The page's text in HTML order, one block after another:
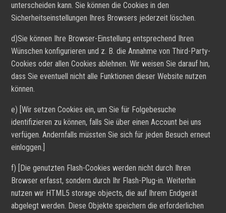
unterscheiden kann. Sie können die Cookies in den
Sicherheitseinstellungen Ihres Browsers jederzeit löschen.
d)Sie können Ihre Browser-Einstellung entsprechend Ihren
Wünschen konfigurieren und z. B. die Annahme von Third-Party-
Cookies oder allen Cookies ablehnen. Wir weisen Sie darauf hin,
dass Sie eventuell nicht alle Funktionen dieser Website nutzen
können.
e) [Wir setzen Cookies ein, um Sie für Folgebesuche
identifizieren zu können, falls Sie über einen Account bei uns
verfügen. Andernfalls müssten Sie sich für jeden Besuch erneut
einloggen.]
f) [Die genutzten Flash-Cookies werden nicht durch Ihren
Browser erfasst, sondern durch Ihr Flash-Plug-in. Weiterhin
nutzen wir HTML5 storage objects, die auf Ihrem Endgerät
abgelegt werden. Diese Objekte speichern die erforderlichen